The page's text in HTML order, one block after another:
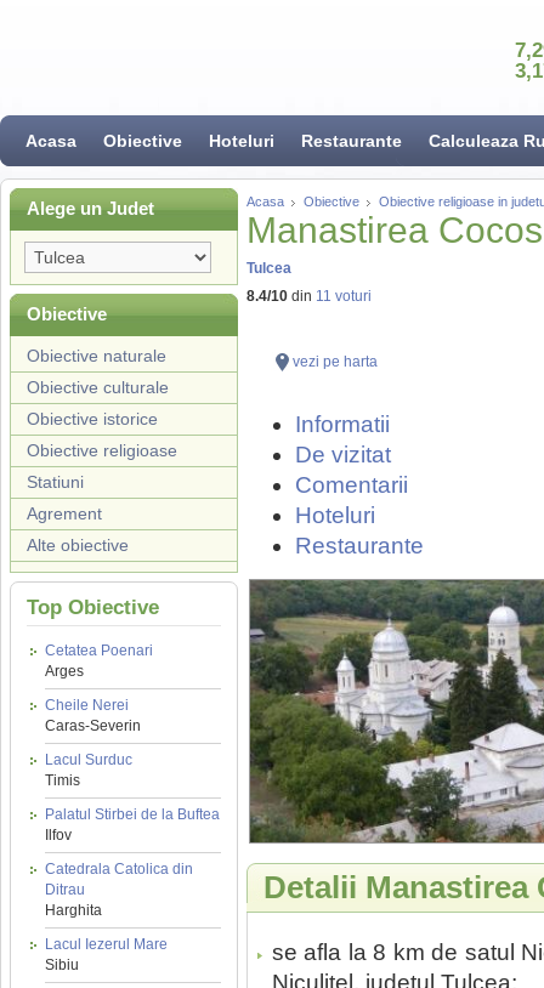
Acasa Obiective Hoteluri Restaurante Calculeaza
Alege un Judet
Obiective
Obiective naturale
Obiective culturale
Obiective istorice
Obiective religioase
Statiuni
Agrement
Alte obiective
Top Obiective
Cetatea Poenari
Arges
Cheile Nerei
Caras-Severin
Lacul Surduc
Timis
Palatul Stirbei de la Buftea
Ilfov
Catedrala Catolica din
Ditrau
Harghita
Lacul Iezerul Mare
Sibiu
Acasa Obiective Obiective religioase in
Manastirea Cocos
Tulcea
8.4/10 din 11 voturi
vezi pe harta
Informatii
De vizitat
Comentarii
Hoteluri
Restaurante
Detalii Manastirea
se afla la 8 km de satul
Niculitel, judetul Tulcea;